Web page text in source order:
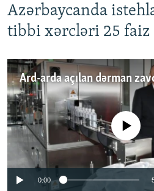
Azərbaycanda
tibbi xərcləri 25 faiz
No media source
0:00